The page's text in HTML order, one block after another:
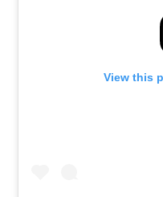
View this